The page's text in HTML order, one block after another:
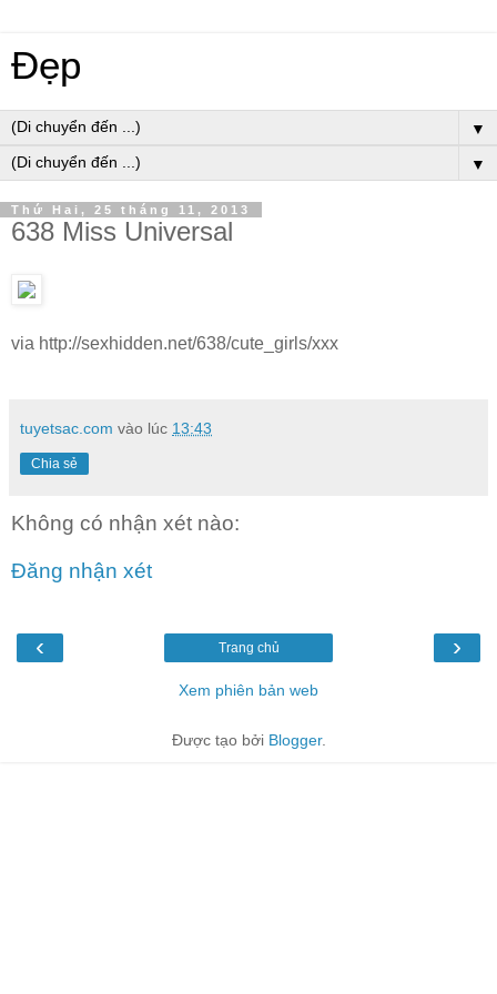
Đẹp
▼
▼
Thứ Hai, 25 tháng 11, 2013
638 Miss Universal
via http://sexhidden.net/638/cute_girls/xxx
tuyetsac.com vào lúc 13:43
Chia sẻ
Không có nhận xét nào:
Đăng nhận xét
‹ ›
Trang chủ
Xem phiên bản web
Được tạo bởi Blogger.